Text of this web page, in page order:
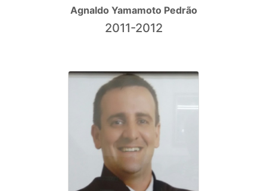
Agnaldo Yamamoto Pedrão
2011-2012